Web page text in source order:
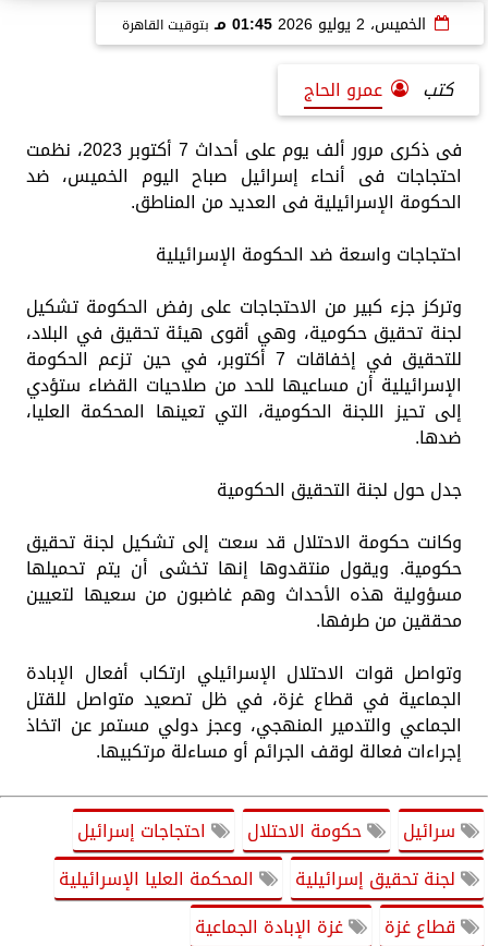
الخميس، 2 يوليو 2026 01:45 مـ بتوقيت القاهرة
كتب
عمرو الحاج
فى ذكرى مرور ألف يوم على أحداث 7 أكتوبر 2023، نظمت
احتجاجات فى أنحاء إسرائيل صباح اليوم الخميس، ضد
الحكومة الإسرائيلية فى العديد من المناطق.
احتجاجات واسعة ضد الحكومة الإسرائيلية
وتركز جزء كبير من الاحتجاجات على رفض الحكومة تشكيل
لجنة تحقيق حكومية، وهي أقوى هيئة تحقيق في البلاد،
للتحقيق في إخفاقات 7 أكتوبر، في حين تزعم الحكومة
الإسرائيلية أن مساعيها للحد من صلاحيات القضاء ستؤدي
إلى تحيز اللجنة الحكومية، التي تعينها المحكمة العليا،
ضدها.
جدل حول لجنة التحقيق الحكومية
وكانت حكومة الاحتلال قد سعت إلى تشكيل لجنة تحقيق
حكومية. ويقول منتقدوها إنها تخشى أن يتم تحميلها
مسؤولية هذه الأحداث وهم غاضبون من سعيها لتعيين
محققين من طرفها.
وتواصل قوات الاحتلال الإسرائيلي ارتكاب أفعال الإبادة
الجماعية في قطاع غزة، في ظل تصعيد متواصل للقتل
الجماعي والتدمير المنهجي، وعجز دولي مستمر عن اتخاذ
إجراءات فعالة لوقف الجرائم أو مساءلة مرتكبيها.
سرائيل حكومة الاحتلال
احتجاجات إسرائيل
لجنة تحقيق إسرائيلية
المحكمة العليا الإسرائيلية
قطاع غزة
غزة الإبادة الجماعية